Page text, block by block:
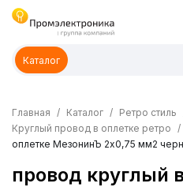
Каталог
Главная Каталог Ретро стиль
Круглый провод в оплетке ретро
оплетке МезонинЪ 2х0,75 мм2
провод круглый